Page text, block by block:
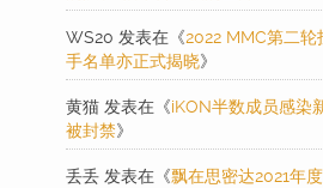
WS20 发表在《2022 MMC第二
手名单亦正式揭晓》
黄猫 发表在《iKON半数成员感染
被封禁》
丢丢 发表在《飘在思密达2021年